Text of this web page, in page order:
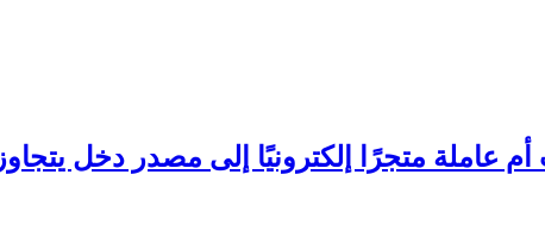
إلكترونيًا إلى مصدر دخل يتجاوز 236 ألف دولار؟